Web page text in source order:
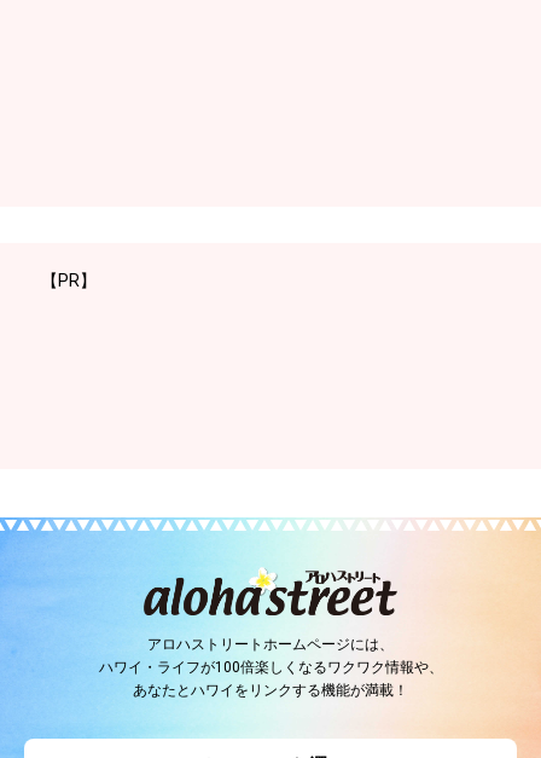
【PR】
アロハストリートホームページには、
ハワイ・ライフが100倍楽しくなるワクワク情報や、
あなたとハワイをリンクする機能が満載！